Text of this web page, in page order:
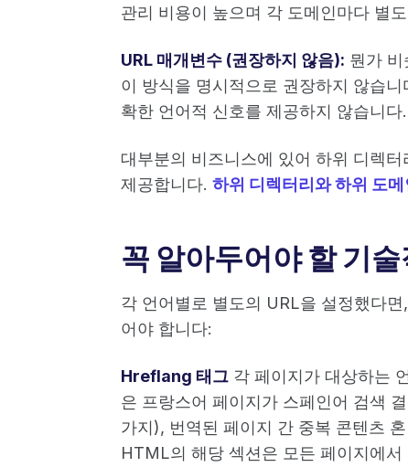
관리 비용이 높으며 각 도메인마다 별
URL 매개변수 (권장하지 않음): 뭔가 비
이 방식을 명시적으로 권장하지 않습
확한 언어적 신호를 제공하지 않습니다.
대부분의 비즈니스에 있어 하위 디렉
제공합니다. 하위 디렉터리와 하위 도메
꼭 알아두어야 할 기
각 언어별로 별도의 URL을 설정했다
어야 합니다:
Hreflang 태그 각 페이지가 대상하는
은 프랑스어 페이지가 스페인어 검색
가지), 번역된 페이지 간 중복 콘텐츠
HTML의 해당 섹션은 모든 페이지에